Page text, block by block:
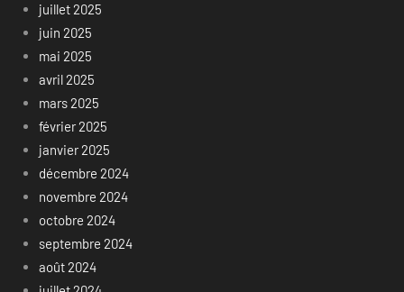
juillet 2025
juin 2025
mai 2025
avril 2025
mars 2025
février 2025
janvier 2025
décembre 2024
novembre 2024
octobre 2024
septembre 2024
août 2024